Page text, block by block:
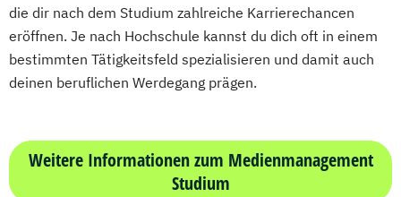
die dir nach dem Studium zahlreiche Karrierechancen
eröffnen. Je nach Hochschule kannst du dich oft in einem
bestimmten Tätigkeitsfeld spezialisieren und damit auch
deinen beruflichen Werdegang prägen.
Weitere Informationen zum Medienmanagement
Studium